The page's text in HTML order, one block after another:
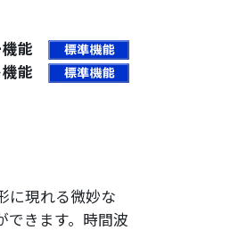
機能
機能
に現れる微妙な
できます。時間波